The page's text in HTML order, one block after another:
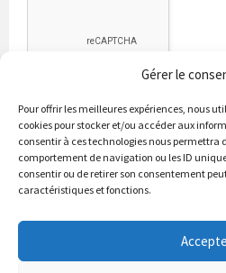
Gérer le
Pour offrir les meilleures expériences, nous
cookies pour stocker et/ou accéder aux
consentir à ces technologies nous permettra
comportement de navigation ou les ID
consentir ou de retirer son consentement
caractéristiques et fonctions.
Les bonnes
Contacts &